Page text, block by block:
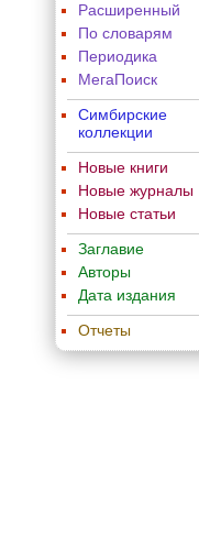
Расширенный
По словарям
Периодика
МегаПоиск
Симбирские
коллекции
Новые книги
Новые журналы
Новые статьи
Заглавие
Авторы
Дата издания
Отчеты